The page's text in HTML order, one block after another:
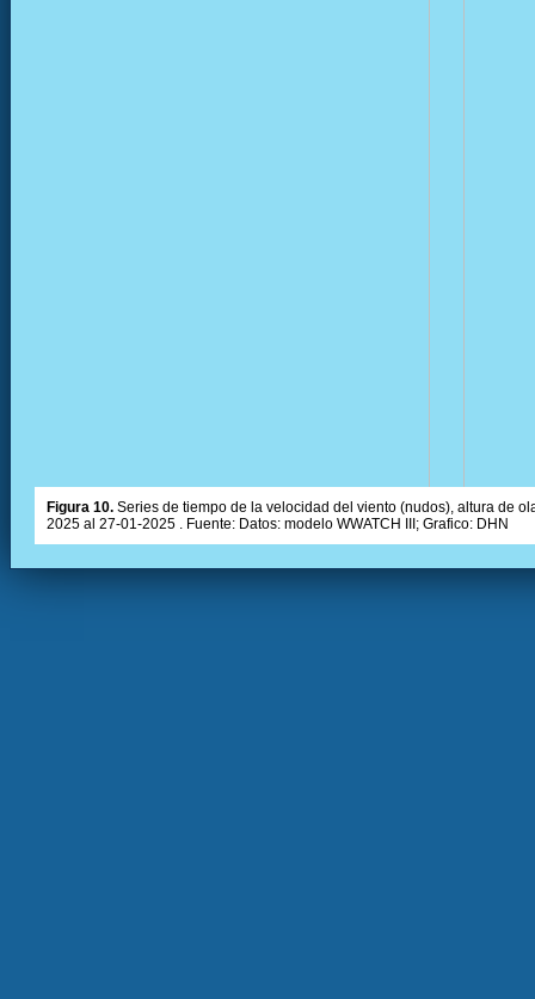
Figura 10. Series de tiempo de la velocidad del viento (nudos), altura de
2025 al 27-01-2025 . Fuente: Datos: modelo WWATCH III; Grafico: DHN